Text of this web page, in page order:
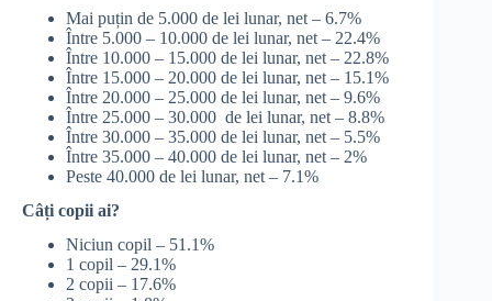
Mai puțin de 5.000 de lei lunar, net – 6.7%
Între 5.000 – 10.000 de lei lunar, net – 22.4%
Între 10.000 – 15.000 de lei lunar, net – 22.8%
Între 15.000 – 20.000 de lei lunar, net – 15.1%
Între 20.000 – 25.000 de lei lunar, net – 9.6%
Între 25.000 – 30.000 de lei lunar, net – 8.8%
Între 30.000 – 35.000 de lei lunar, net – 5.5%
Între 35.000 – 40.000 de lei lunar, net – 2%
Peste 40.000 de lei lunar, net – 7.1%
Câți copii ai?
Niciun copil – 51.1%
1 copil – 29.1%
2 copii – 17.6%